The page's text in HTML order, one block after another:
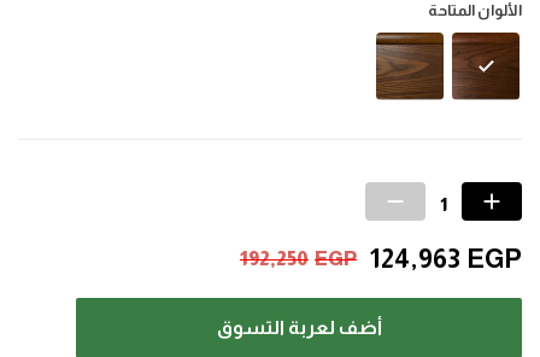
الألوان المتاحة
192,250 EGP 124,963 EGP
أضف لعربة التسوق